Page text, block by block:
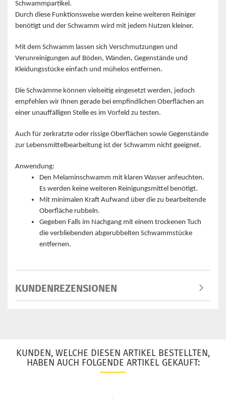
Schwammpartikel.
Durch diese Funktionsweise werden keine weiteren Reiniger
benötigt und der Schwamm wird mit jedem Nutzen kleiner.
Mit dem Schwamm lassen sich Verschmutzungen und
Verunreinigungen auf Böden, Wänden, Gegenstände und
Kleidungsstücke einfach und mühelos entfernen.
Die Schwämme können vielseitig eingesetzt werden, jedoch
empfehlen wir Ihnen gerade bei empfindlichen Oberflächen an
einer unauffälligen Stelle es im Vorfeld zu testen.
Auch für zerkratzte oder rissige Oberflächen sowie Gegenstände
zur Lebensmittelbearbeitung ist der Schwamm nicht geeignet.
Anwendung:
Den Melaminschwamm mit klaren Wasser anfeuchten.
Es werden keine weiteren Reinigungsmittel benötigt.
Mit minimalen Kraft Aufwand über die zu bearbeitende
Oberfläche rubbeln.
Gegeben Falls im Nachgang mit einem trockenen Tuch
die verbliebenden abgerubbelten Schwammstücke
entfernen.
KUNDENREZENSIONEN
KUNDEN, WELCHE DIESEN ARTIKEL BESTELLTEN,
HABEN AUCH FOLGENDE ARTIKEL GEKAUFT: